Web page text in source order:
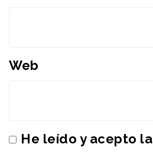
Web
He leído y acepto la